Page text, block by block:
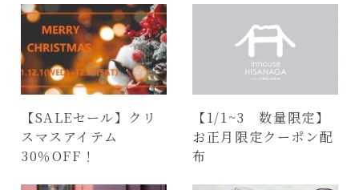
【SALEセール】クリ
スマスアイテム
30％OFF！
【1/1~3 数量限定】
お正月限定クーポン配
布